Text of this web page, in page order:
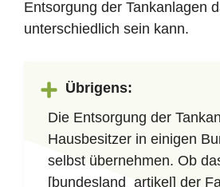
Entsorgung der Tankanlagen
unterschiedlich sein kann.
Übrigens:
Die Entsorgung der
Hausbesitzer in einigen
selbst übernehmen. Ob
[bundesland_artikel] der